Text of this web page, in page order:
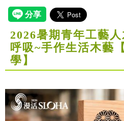
2026暑期青年工藝
呼吸~手作生活木藝
學】